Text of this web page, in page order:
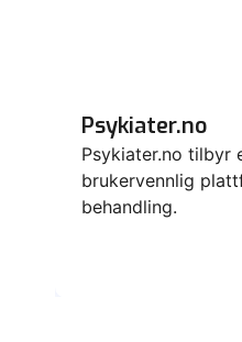
Psykiater.no
Psykiater.no tilbyr
brukervennlig
behandling.